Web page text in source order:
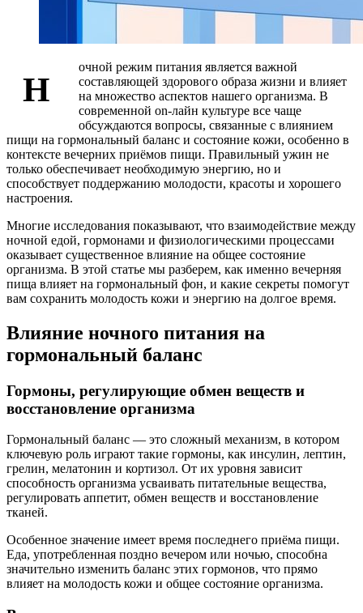
Н
очной режим питания является важной
составляющей здорового образа жизни и влияет
на множество аспектов нашего организма. В
современной on-лайн культуре все чаще
обсуждаются вопросы, связанные с влиянием
пищи на гормональный баланс и состояние кожи, особенно в
контексте вечерних приёмов пищи. Правильный ужин не
только обеспечивает необходимую энергию, но и
способствует поддержанию молодости, красоты и хорошего
настроения.
Многие исследования показывают, что взаимодействие между
ночной едой, гормонами и физиологическими процессами
оказывает существенное влияние на общее состояние
организма. В этой статье мы разберем, как именно вечерняя
пища влияет на гормональный фон, и какие секреты помогут
вам сохранить молодость кожи и энергию на долгое время.
Влияние ночного питания на
гормональный баланс
Гормоны, регулирующие обмен веществ и
восстановление организма
Гормональный баланс — это сложный механизм, в котором
ключевую роль играют такие гормоны, как инсулин, лептин,
грелин, мелатонин и кортизол. От их уровня зависит
способность организма усваивать питательные вещества,
регулировать аппетит, обмен веществ и восстановление
тканей.
Особенное значение имеет время последнего приёма пищи.
Еда, употребленная поздно вечером или ночью, способна
значительно изменить баланс этих гормонов, что прямо
влияет на молодость кожи и общее состояние организма.